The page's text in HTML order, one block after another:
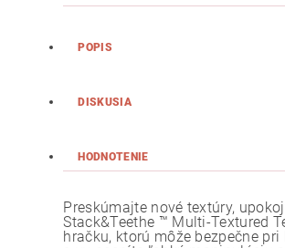
POPIS
DISKUSIA
HODNOTENIE
Preskúmajte nové textúry,
Stack&Teethe ™ Multi-Textured
hračku, ktorú môže bezpečne